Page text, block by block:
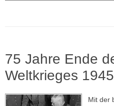
75 Jahre Ende
Weltkrieges 1945
Mit der